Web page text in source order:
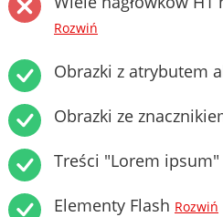
Rozwiń
Obrazki z atrybutem
Obrazki ze
Treści "Lorem ipsum"
Elementy Flash Rozwiń